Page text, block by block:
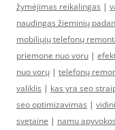
žymėjimas reikalingas |
naudingas žieminių
mobiliųjų telefonų
priemone nuo voru |
nuo vorų | telefonų
valiklis | kas yra seo
seo optimizavimas |
svetaine | namu